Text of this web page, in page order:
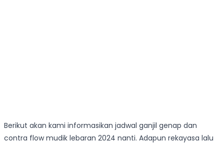
Berikut akan kami informasikan jadwal ganjil genap dan
contra flow mudik lebaran 2024 nanti. Adapun rekayasa lalu